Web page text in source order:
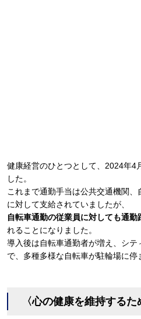
健康経営のひとつとして、2024年4
した。
これまで通勤手当は公共交通機関
に対して支給されていましたが、
自転車通勤の従業員に対しても通
れることになりました。
導入後は自転車通勤者が増え、シテ
で、多種多様な自転車が駐輪場に停
〈心の健康を維持するた